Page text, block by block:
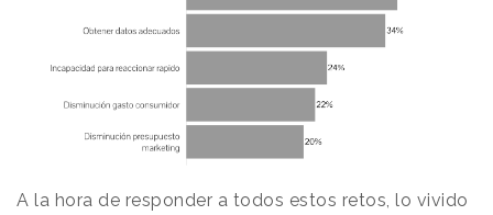
A la hora de responder a todos estos retos, lo vivido